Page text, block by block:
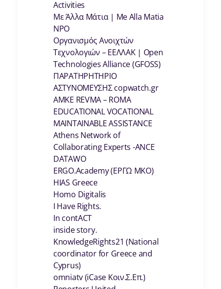
Activities
Με Άλλα Μάτια | Me Alla Matia
NPO
Οργανισμός Ανοιχτών
Τεχνολογιών – ΕΕΛΛΑΚ | Open
Technologies Alliance (GFOSS)
ΠΑΡΑΤΗΡΗΤΗΡΙΟ
ΑΣΤΥΝΟΜΕΥΣΗΣ copwatch.gr
AMKE REVMA – ROMA
EDUCATIONAL VOCATIONAL
MAINTAINABLE ASSISTANCE
Athens Network of
Collaborating Experts -ANCE
DATAWO
ERGO.Academy (ΕΡΓΩ ΜΚΟ)
HIAS Greece
Homo Digitalis
I Have Rights.
In contACT
inside story.
KnowledgeRights21 (National
coordinator for Greece and
Cyprus)
omniatv (iCase Κοιν.Σ.Επ.)